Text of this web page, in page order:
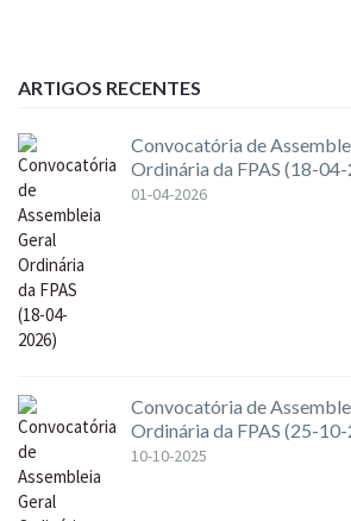
ARTIGOS RECENTES
Convocatória de
Ordinária da FPAS (18-
01-04-2026
Convocatória de
Ordinária da FPAS (25-
10-10-2025